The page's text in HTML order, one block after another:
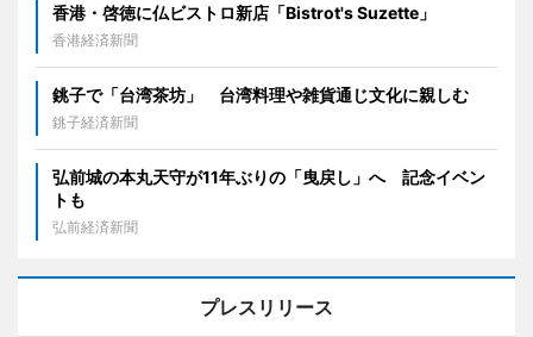
香港・啓徳に仏ビストロ新店「Bistrot's Suzette」
香港経済新聞
銚子で「台湾茶坊」 台湾料理や雑貨通じ文化に親しむ
銚子経済新聞
弘前城の本丸天守が11年ぶりの「曳戻し」へ 記念イベン
トも
弘前経済新聞
プレスリリース